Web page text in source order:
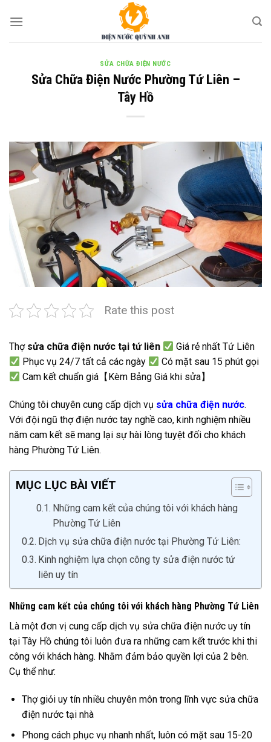
SỬA CHỮA ĐIỆN NƯỚC
Sửa Chữa Điện Nước Phường Tứ Liên –
Tây Hồ
Rate this post
Thợ sửa chữa điện nước tại tứ liên
Giá rẻ nhất Tứ Liên
Phục vụ 24/7 tất cả các ngày
Có mặt sau 15 phút gọi
Cam kết chuẩn giá【Kèm Bảng Giá khi sửa】
Chúng tôi chuyên cung cấp dịch vụ sửa chữa điện nước.
Với đội ngũ thợ điện nước tay nghề cao, kinh nghiệm nhiều
năm cam kết sẽ mang lại sự hài lòng tuyệt đối cho khách
hàng Phường Tứ Liên.
MỤC LỤC BÀI VIẾT
Những cam kết của chúng tôi với khách hàng
Phường Tứ Liên
Dịch vụ sửa chữa điện nước tại Phường Tứ Liên:
Kinh nghiệm lựa chọn công ty sửa điện nước tứ
liên uy tín
Những cam kết của chúng tôi với khách hàng Phường Tứ Liên
Là một đơn vị cung cấp dịch vụ sửa chữa điện nước uy tín
tại Tây Hồ chúng tôi luôn đưa ra những cam kết trước khi thi
công với khách hàng. Nhằm đảm bảo quyền lợi của 2 bên.
Cụ thể như:
Thợ giỏi uy tín nhiều chuyên môn trong lĩnh vực sửa chữa
điện nước tại nhà
Phong cách phục vụ nhanh nhất, luôn có mặt sau 15-20